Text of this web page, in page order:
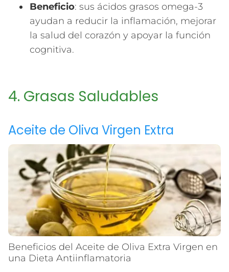
Beneficio: sus ácidos grasos omega-3
ayudan a reducir la inflamación, mejorar
la salud del corazón y apoyar la función
cognitiva.
4. Grasas Saludables
Aceite de Oliva Virgen Extra
Beneficios del Aceite de Oliva Extra Virgen en
una Dieta Antiinflamatoria